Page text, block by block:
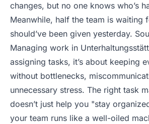
changes, but no one knows who’s
Meanwhile, half the team is waiting
should’ve been given yesterday.
Managing work in
assigning tasks, it’s about keeping
without bottlenecks,
unnecessary stress. The right task
doesn’t just help you "stay
your team runs like a well-oiled